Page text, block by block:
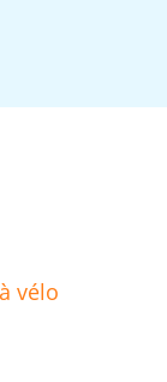
vélo